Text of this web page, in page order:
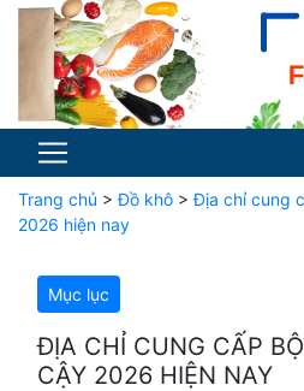
Trang chủ >Đồ khô >Địa chỉ cung
2026 hiện nay
Mục lục
ĐỊA CHỈ CUNG CẤP
CẬY 2026 HIỆN NAY